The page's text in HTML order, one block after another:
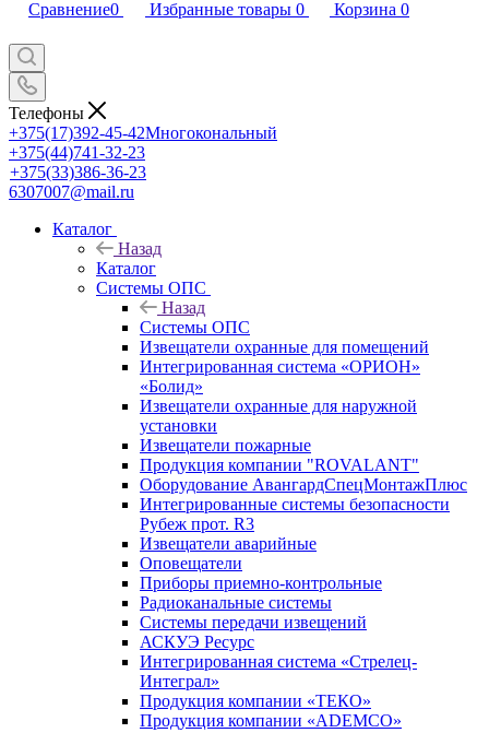
Сравнение0 Избранные товары 0 Корзина 0
Телефоны
+375(17)392-45-42Многокональный
+375(44)741-32-23
+375(33)386-36-23
6307007@mail.ru
Каталог
Назад
Каталог
Системы ОПС
Назад
Системы ОПС
Извещатели охранные для помещений
Интегрированная система «ОРИОН»
«Болид»
Извещатели охранные для наружной
установки
Извещатели пожарные
Продукция компании "ROVALANT"
Оборудование АвангардСпецМонтажПлюс
Интегрированные системы безопасности
Рубеж прот. R3
Извещатели аварийные
Оповещатели
Приборы приемно-контрольные
Радиоканальные системы
Системы передачи извещений
АСКУЭ Ресурс
Интегрированная система «Стрелец-
Интеграл»
Продукция компании «ТЕКО»
Продукция компании «ADEMCO»